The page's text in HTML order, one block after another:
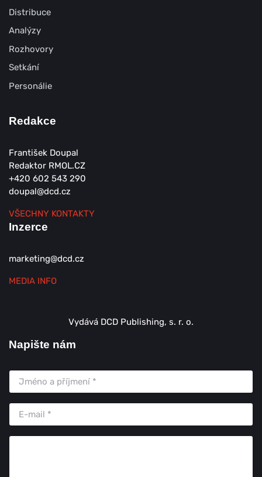
Distribuce
Analýzy
Rozhovory
Setkání
Personálie
Redakce
František Doupal
Redaktor RMOL.CZ
+420 602 543 290
doupal@dcd.cz
VŠECHNY KONTAKTY
Inzerce
marketing@dcd.cz
MEDIA INFO
Vydává DCD Publishing, s. r. o.
Napište nám